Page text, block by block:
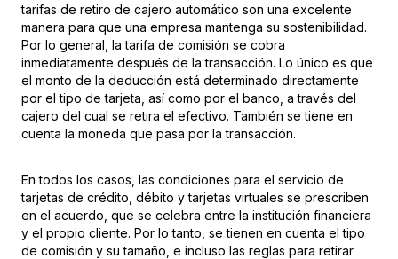
tarifas de retiro de cajero automático son una excelente
manera para que una empresa mantenga su sostenibilidad.
Por lo general, la tarifa de comisión se cobra
inmediatamente después de la transacción. Lo único es que
el monto de la deducción está determinado directamente
por el tipo de tarjeta, así como por el banco, a través del
cajero del cual se retira el efectivo. También se tiene en
cuenta la moneda que pasa por la transacción.
En todos los casos, las condiciones para el servicio de
tarjetas de crédito, débito y tarjetas virtuales se prescriben
en el acuerdo, que se celebra entre la institución financiera
y el propio cliente. Por lo tanto, se tienen en cuenta el tipo
de comisión y su tamaño, e incluso las reglas para retirar